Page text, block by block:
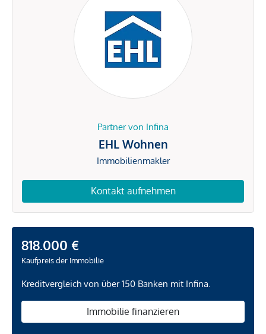
Partner von Infina
EHL Wohnen
Immobilienmakler
Kontakt aufnehmen
818.000 €
Kaufpreis der Immobilie
Kreditvergleich von über 150 Banken mit Infina.
Immobilie finanzieren